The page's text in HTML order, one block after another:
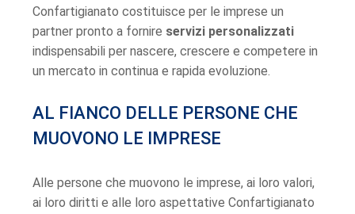
Confartigianato costituisce per le imprese un
partner pronto a fornire servizi personalizzati
indispensabili per nascere, crescere e competere in
un mercato in continua e rapida evoluzione.
AL FIANCO DELLE PERSONE CHE
MUOVONO LE IMPRESE
Alle persone che muovono le imprese, ai loro valori,
ai loro diritti e alle loro aspettative Confartigianato